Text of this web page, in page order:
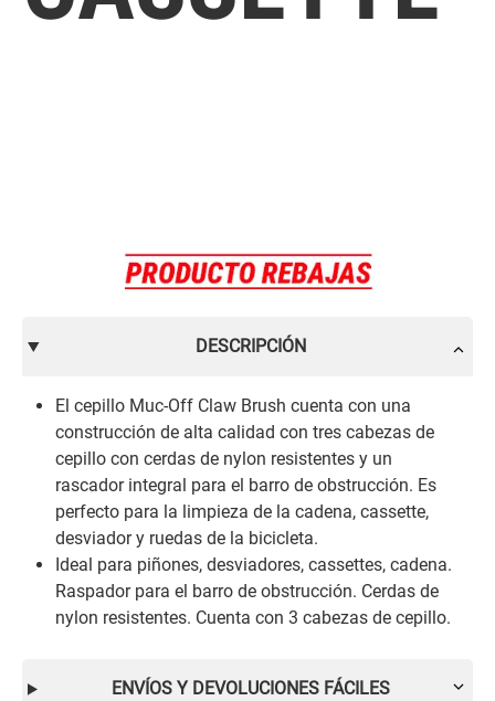
DESCRIPCIÓN
El cepillo Muc-Off Claw Brush cuenta con una
construcción de alta calidad con tres cabezas de
cepillo con cerdas de nylon resistentes y un
rascador integral para el barro de obstrucción. Es
perfecto para la limpieza de la cadena, cassette,
desviador y ruedas de la bicicleta.
Ideal para piñones, desviadores, cassettes, cadena.
Raspador para el barro de obstrucción. Cerdas de
nylon resistentes. Cuenta con 3 cabezas de cepillo.
ENVÍOS Y DEVOLUCIONES FÁCILES